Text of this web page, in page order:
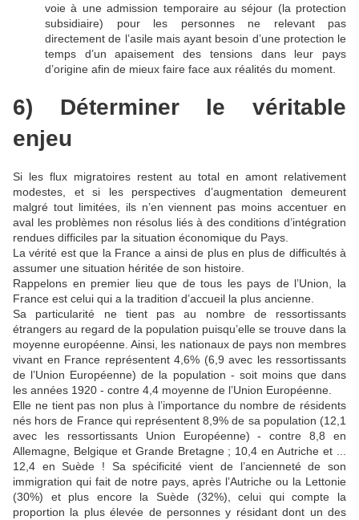
voie à une admission temporaire au séjour (la protection
subsidiaire) pour les personnes ne relevant pas
directement de l’asile mais ayant besoin d’une protection le
temps d’un apaisement des tensions dans leur pays
d’origine afin de mieux faire face aux réalités du moment.
6) Déterminer le véritable
enjeu
Si les flux migratoires restent au total en amont relativement
modestes, et si les perspectives d’augmentation demeurent
malgré tout limitées, ils n’en viennent pas moins accentuer en
aval les problèmes non résolus liés à des conditions d’intégration
rendues difficiles par la situation économique du Pays.
La vérité est que la France a ainsi de plus en plus de difficultés à
assumer une situation héritée de son histoire.
Rappelons en premier lieu que de tous les pays de l’Union, la
France est celui qui a la tradition d’accueil la plus ancienne.
Sa particularité ne tient pas au nombre de ressortissants
étrangers au regard de la population puisqu’elle se trouve dans la
moyenne européenne. Ainsi, les nationaux de pays non membres
vivant en France représentent 4,6% (6,9 avec les ressortissants
de l’Union Européenne) de la population - soit moins que dans
les années 1920 - contre 4,4 moyenne de l’Union Européenne.
Elle ne tient pas non plus à l’importance du nombre de résidents
nés hors de France qui représentent 8,9% de sa population (12,1
avec les ressortissants Union Européenne) - contre 8,8 en
Allemagne, Belgique et Grande Bretagne ; 10,4 en Autriche et ...
12,4 en Suède ! Sa spécificité vient de l’ancienneté de son
immigration qui fait de notre pays, après l’Autriche ou la Lettonie
(30%) et plus encore la Suède (32%), celui qui compte la
proportion la plus élevée de personnes y résidant dont un des